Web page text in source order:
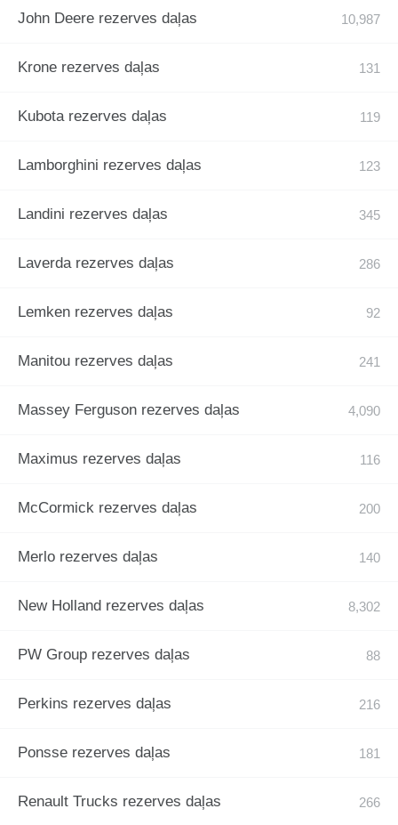
John Deere rezerves daļas
Krone rezerves daļas
Kubota rezerves daļas
Lamborghini rezerves daļas
Landini rezerves daļas
Laverda rezerves daļas
Lemken rezerves daļas
Manitou rezerves daļas
Massey Ferguson rezerves daļas
Maximus rezerves daļas
McCormick rezerves daļas
Merlo rezerves daļas
New Holland rezerves daļas
PW Group rezerves daļas
Perkins rezerves daļas
Ponsse rezerves daļas
Renault Trucks rezerves daļas